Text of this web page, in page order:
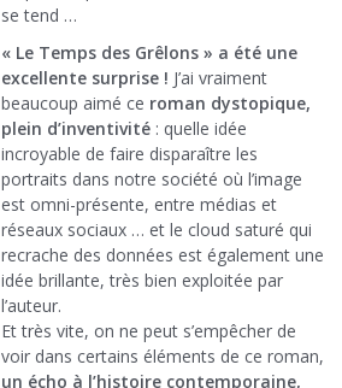
se tend …
« Le Temps des Grêlons » a été une
excellente surprise ! J’ai vraiment
beaucoup aimé ce roman dystopique,
plein d’inventivité : quelle idée
incroyable de faire disparaître les
portraits dans notre société où l’image
est omni-présente, entre médias et
réseaux sociaux … et le cloud saturé qui
recrache des données est également une
idée brillante, très bien exploitée par
l’auteur.
Et très vite, on ne peut s’empêcher de
voir dans certains éléments de ce roman,
un écho à l’histoire contemporaine,